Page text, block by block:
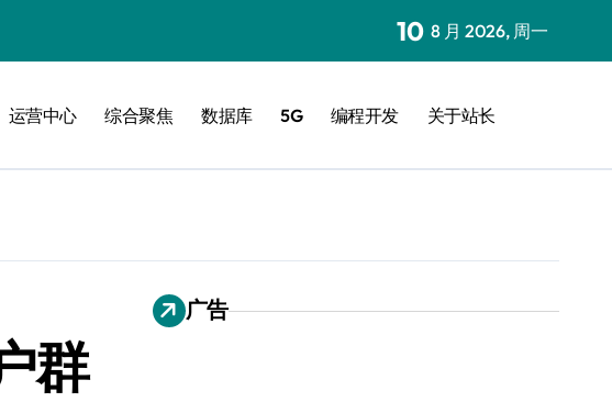
10 8 月 2026, 周一
运营中心 综合聚焦 数据库 5G 编程开发 关于站长
群
广告